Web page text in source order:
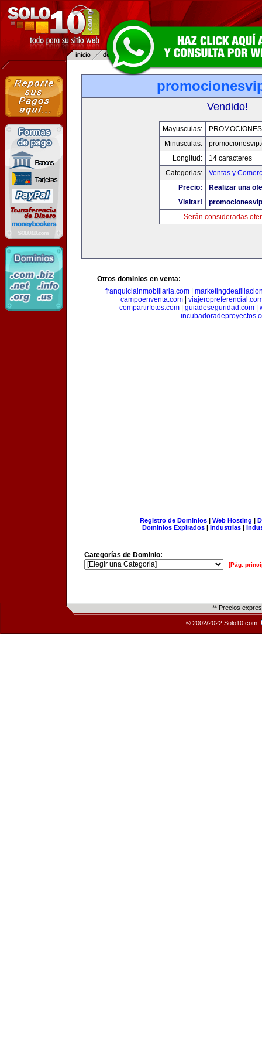
Vendido!
Mayusculas:
Minusculas:
Longitud:
14 caracteres
Categorias:
Ventas y
Precio:
Realizar una
Visitar!
Serán consideradas
Otros dominios en venta:
franquiciainmobiliaria.com
campoenventa.com
compartirfotos.com| guiadeseguridad.com|
Registro de Dominios| Web Hosting |
Dominios Expirados | Industrias |
Categorías de Dominio:
[Pág.
** Precios
© 2002/2022 Solo10.com